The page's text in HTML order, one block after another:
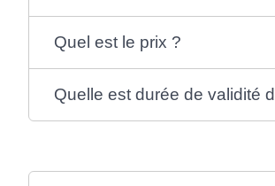
Quel est le prix ?
Quelle est durée de validité